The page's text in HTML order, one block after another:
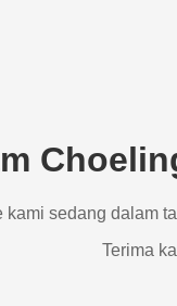
kami sedang dalam
Terima